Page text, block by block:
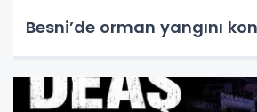
Besni’de orman yangını